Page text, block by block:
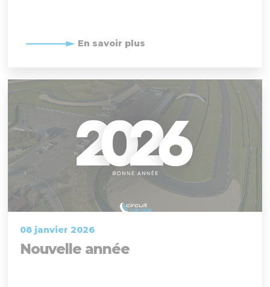
En savoir plus
08 janvier 2026
Nouvelle année